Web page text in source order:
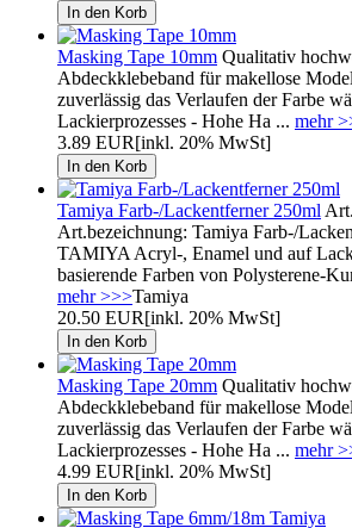
Masking Tape 10mm Qualitativ
Abdeckklebeband für makellose
zuverlässig das Verlaufen der Farbe
Lackierprozesses - Hohe Ha ... mehr
3.89 EUR[inkl. 20% MwSt]
Tamiya Farb-/Lackentferner 250ml
Art.bezeichnung: Tamiya Farb-/
TAMIYA Acryl-, Enamel und auf
basierende Farben von Polysterene-
mehr >>>Tamiya
20.50 EUR[inkl. 20% MwSt]
Masking Tape 20mm Qualitativ
Abdeckklebeband für makellose
zuverlässig das Verlaufen der Farbe
Lackierprozesses - Hohe Ha ... mehr
4.99 EUR[inkl. 20% MwSt]